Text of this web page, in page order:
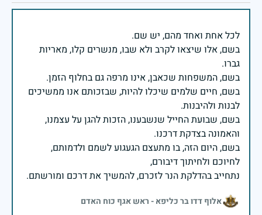
בשם, אלו שיצאו לקרב ולא שבו, מנשרים קלו, מאריות
בשם, חיים שלמים שיכלו להיות, שבזכותם אנו ממשיכים
בשם, שבועת החייל שנשבענו, הזכות להגן על עצמנו,
בשם, היום הזה, בו מתעצם הגעגוע לשמם ולדמותם,
נתחייב בהדלקת הנר לזכרם, להמשיך את דרכם ומורשתם.
אלוף דדו בר כליפא - ראש אגף כוח האדם